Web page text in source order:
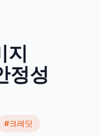
지
정성
#크레딧